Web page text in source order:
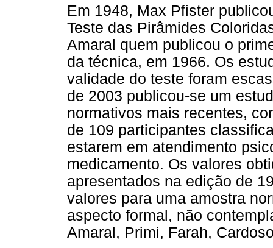
Em 1948, Max Pfister
Teste das Pirâmides
Amaral quem publicou o
da técnica, em 1966. Os
validade do teste foram
de 2003 publicou-se um
normativos mais recentes,
de 109 participantes
estarem em atendimento
medicamento. Os valores
apresentados na edição de
valores para uma amostra
aspecto formal, não
Amaral, Primi, Farah,